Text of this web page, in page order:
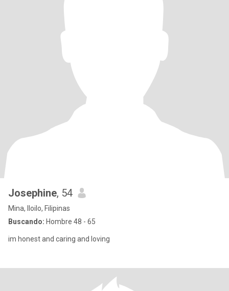
Josephine, 54
Mina, Iloilo, Filipinas
Buscando: Hombre 48 - 65
im honest and caring and loving